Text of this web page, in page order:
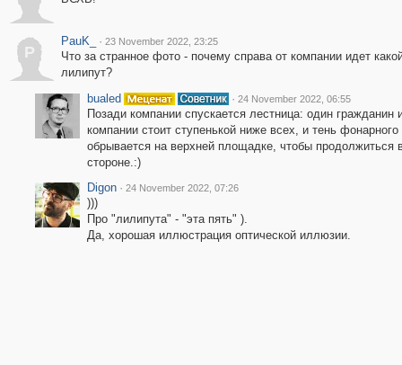
P
PauK_ · 23 November 2022, 23:25
Что за странное фото - почему справа от компании идет
лилипут?
bualed
· 24 November 2022, 06:55
Позади компании спускается лестница: один гражданин
компании стоит ступенькой ниже всех, и тень фонарного
обрывается на верхней площадке, чтобы продолжиться
стороне.:)
Digon · 24 November 2022, 07:26
)))
Про "лилипута" - "эта пять" ).
Да, хорошая иллюстрация оптической иллюзии.